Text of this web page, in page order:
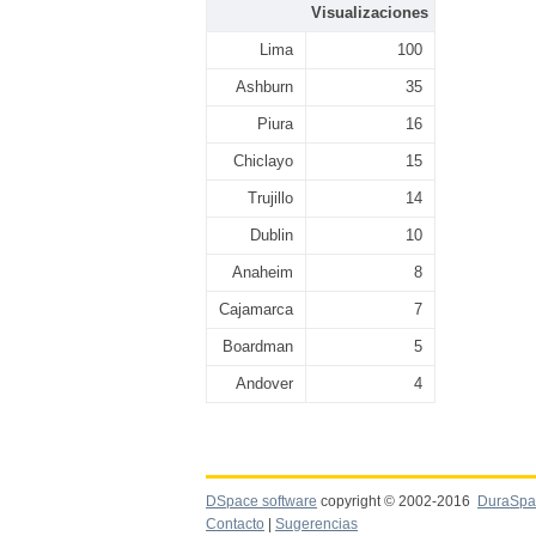
Visualizaciones
Lima 100
Ashburn 35
Piura 16
Chiclayo 15
Trujillo 14
Dublin 10
Anaheim 8
Cajamarca 7
Boardman 5
Andover 4
DSpace software copyright © 2002-2016
Contacto
Sugerencias